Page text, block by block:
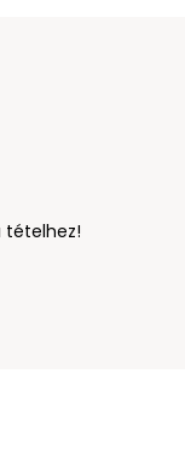
tételhez!